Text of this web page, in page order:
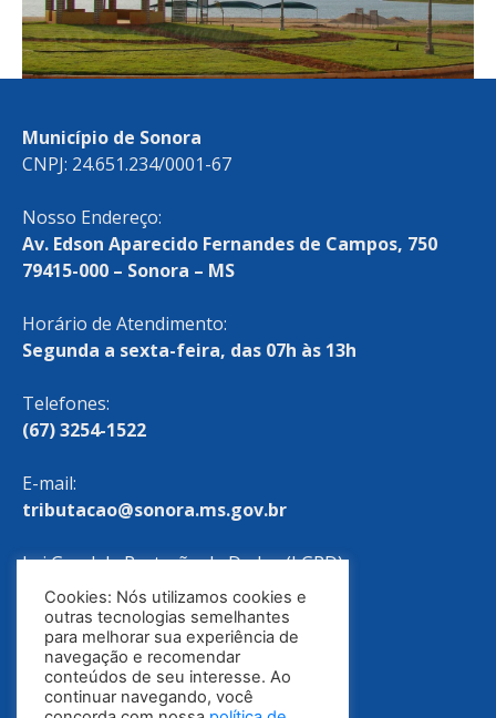
Município de Sonora
CNPJ: 24.651.234/0001-67
Nosso Endereço:
Av. Edson Aparecido Fernandes de Campos, 750
79415-000 – Sonora – MS
Horário de Atendimento:
Segunda a sexta-feira, das 07h às 13h
Telefones:
(67) 3254-1522
E-mail:
tributacao@sonora.ms.gov.br
Lei Geral de Proteção de Dados (LGPD)
Política de Privacidade
Cookies: Nós utilizamos cookies e
outras tecnologias semelhantes
para melhorar sua experiência de
navegação e recomendar
conteúdos de seu interesse. Ao
continuar navegando, você